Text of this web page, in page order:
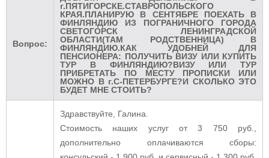
Вопрос:
г.ПЯТИГОРСКЕ.СТАВРОПОЛЬСКОГО
КРАЯ.ПЛАНИРУЮ В СЕНТЯБРЕ ПОЕХАТЬ В
ФИНЛЯНДИЮ ИЗ ПОГРАНИЧНОГО ГОРОДА
СВЕТОГОРСК ЛЕНИНГРАДСКОЙ
ОБЛАСТИ(ТАМ РОДСТВЕННИЦА) В
ФИНЛЯНДИЮ.КАК УДОБНЕЙ ДЛЯ
ПЕНСИОНЕРА: ПОЛУЧИТЬ ВИЗУ ИЛИ КУПИТЬ
ТУР В ФИНЛЯНДИЮ?ВИЗУ ИЛИ ТУР
ПРИБРЕТАТЬ ПО МЕСТУ ПРОПИСКИ ИЛИ
МОЖНО В г.С-ПЕТЕРБУРГЕ?И СКОЛЬКО ЭТО
БУДЕТ МНЕ СТОИТЬ?
Здравствуйте, Галина.
Стоимость наших услуг от 3 750 руб.,
дополнительно оплачиваются сборы: